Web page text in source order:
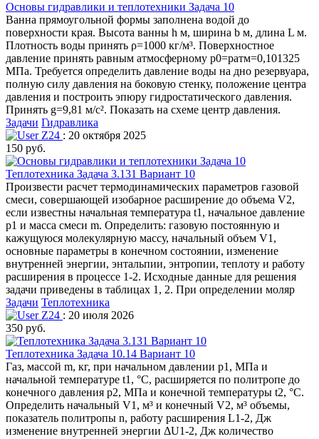
Основы гидравлики и теплотехники Задача 10
Ванна прямоугольной формы заполнена водой до
поверхности края. Высота ванны h м, ширина b м, длина L м.
Плотность воды принять ρ=1000 кг/м³. Поверхностное
давление принять равным атмосферному р0=ратм=0,101325
МПа. Требуется определить давление воды на дно резервуара,
полную силу давления на боковую стенку, положение центра
давления и построить эпюру гидростатического давления.
Принять g=9,81 м/c². Показать на схеме центр давления.
Задачи Гидравлика
Z24 : 20 октября 2025
150 руб.
Теплотехника Задача 3.131 Вариант 10
Произвести расчет термодинамических параметров газовой
смеси, совершающей изобарное расширение до объема V2,
если известны начальная температура t1, начальное давление
р1 и масса смеси m. Определить: газовую постоянную и
кажущуюся молекулярную массу, начальный объем V1,
основные параметры в конечном состоянии, изменение
внутренней энергии, энтальпии, энтропии, теплоту и работу
расширения в процессе 1-2. Исходные данные для решения
задачи приведены в таблицах 1, 2. При определении моляр
Задачи Теплотехника
Z24 : 20 июля 2026
350 руб.
Теплотехника Задача 10.14 Вариант 10
Газ, массой m, кг, при начальном давлении р1, МПа и
начальной температуре t1, °С, расширяется по политропе до
конечного давления р2, МПа и конечной температуры t2, °С.
Определить начальный V1, м³ и конечный V2, м³ объемы,
показатель политропы n, работу расширения L1-2, Дж
изменение внутренней энергии ΔU1-2, Дж количество